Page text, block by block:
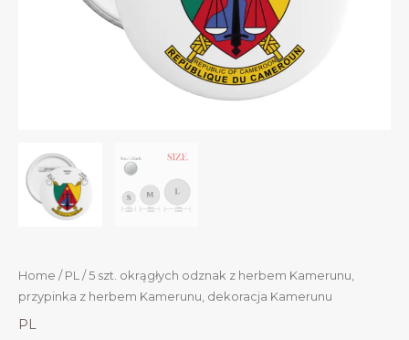
Home / PL / 5 szt. okrągłych odznak z herbem Kamerunu,
przypinka z herbem Kamerunu, dekoracja Kamerunu
PL